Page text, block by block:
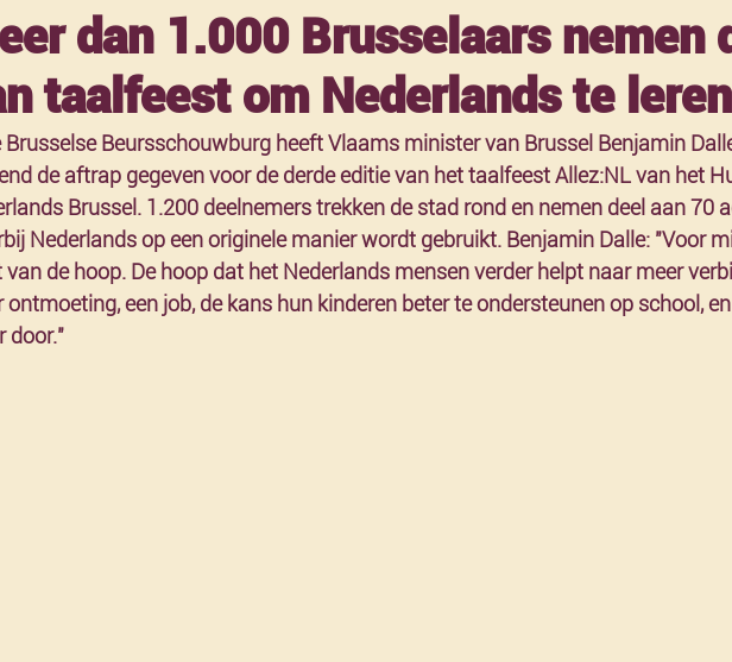
dan 1.000 Brusselaars nemen
taalfeest om Nederlands te leren
Brusselse Beursschouwburg heeft Vlaams minister van Brussel Benjamin
de aftrap gegeven voor de derde editie van het taalfeest Allez:NL van het
Brussel. 1.200 deelnemers trekken de stad rond en nemen deel aan 70
Nederlands op een originele manier wordt gebruikt. Benjamin Dalle: "Voor
van de hoop. De hoop dat het Nederlands mensen verder helpt naar meer
ontmoeting, een job, de kans hun kinderen beter te ondersteunen op school,
door."